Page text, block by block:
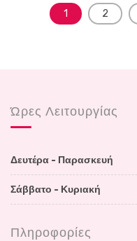
Posts
1 2
Ώρες Λειτουργίας
Δευτέρα - Παρασκευή
Σάββατο - Κυριακή
Πληροφορίες